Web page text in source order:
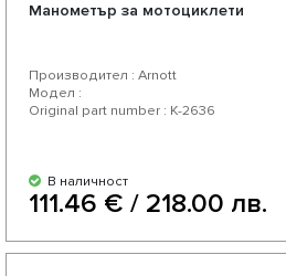
Манометър за мотоциклети
Производител : Arnott
Модел :
Original part number : K-2636
В наличност
111.46 € / 218.00 лв.